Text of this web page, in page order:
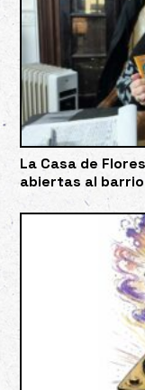
La Casa de
abiertas al barrio